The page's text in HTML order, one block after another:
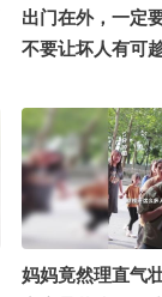
出门在外，一定
不要让坏人有可
妈妈竟然理直气